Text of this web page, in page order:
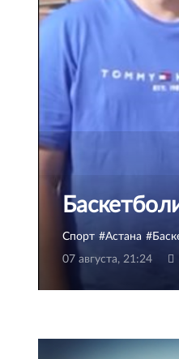
Спорт Астана
07 августа, 21:24